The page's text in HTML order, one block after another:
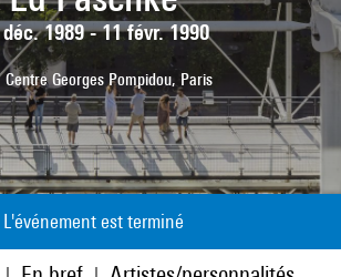
1989 - 11 févr. 1990
Centre Georges Pompidou, Paris
L'événement est terminé